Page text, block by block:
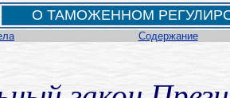
О ТАМОЖЕННОМ
Содержание